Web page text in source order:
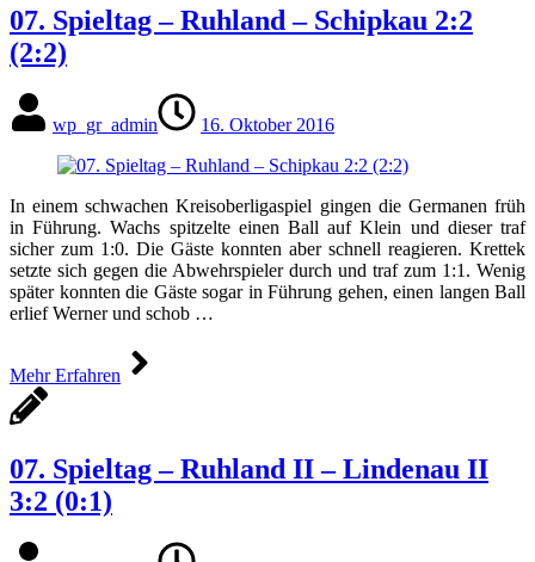
07. Spieltag – Ruhland – Schipkau 2:2
(2:2)
wp_gr_admin 16. Oktober 2016
In einem schwachen Kreisoberligaspiel gingen die Germanen früh
in Führung. Wachs spitzelte einen Ball auf Klein und dieser traf
sicher zum 1:0. Die Gäste konnten aber schnell reagieren. Krettek
setzte sich gegen die Abwehrspieler durch und traf zum 1:1. Wenig
später konnten die Gäste sogar in Führung gehen, einen langen Ball
erlief Werner und schob …
Mehr Erfahren
07. Spieltag – Ruhland II – Lindenau II
3:2 (0:1)